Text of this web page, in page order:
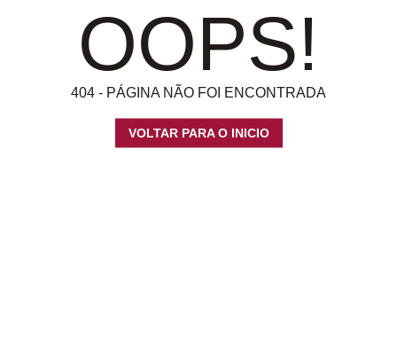
OOPS!
404 - PÁGINA NÃO FOI ENCONTRADA
VOLTAR PARA O INICIO